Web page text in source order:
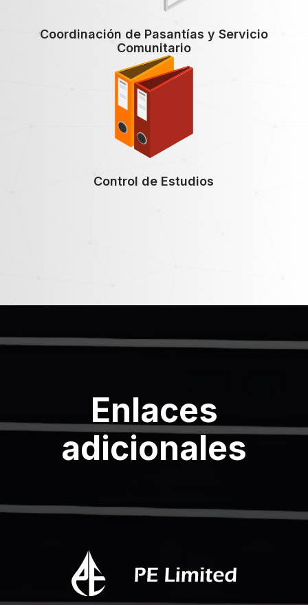
Coordinación de Pasantías y Servicio
Comunitario
Control de Estudios
Enlaces
adicionales